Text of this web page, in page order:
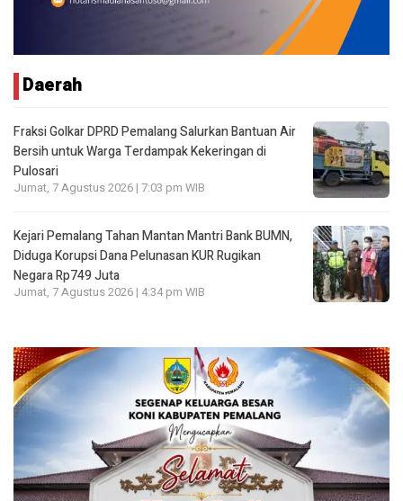
Daerah
Fraksi Golkar DPRD Pemalang Salurkan Bantuan Air
Bersih untuk Warga Terdampak Kekeringan di
Pulosari
Jumat, 7 Agustus 2026 | 7:03 pm WIB
Kejari Pemalang Tahan Mantan Mantri Bank BUMN,
Diduga Korupsi Dana Pelunasan KUR Rugikan
Negara Rp749 Juta
Jumat, 7 Agustus 2026 | 4:34 pm WIB